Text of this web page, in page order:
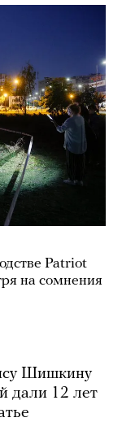
Patriot
на сомнения
Шишкину
дали 12 лет